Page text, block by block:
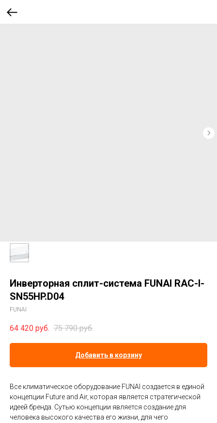
Инверторная сплит-система FUNAI RAC-I-
SN55HP.D04
FUNAI
64 420 руб. 75 790 руб.
Добавить в корзину
Все климатическое оборудование FUNAI создается в единой
концепции Future and Air, которая является стратегической
идеей бренда. Сутью концепции является создание для
человека высокого качества его жизни, для чего